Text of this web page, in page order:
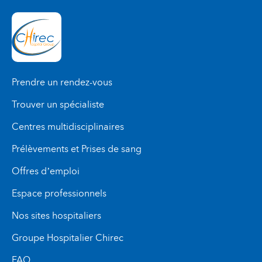
quartier opératoire).
Dans le cas d’une hospitalisation de jour
médicale
devrez attendre l’autorisation de l’équipe de soins
Prendre un rendez-vous
Trouver un spécialiste
Centres multidisciplinaires
Prélèvements et Prises de sang
Offres d’emploi
Espace professionnels
Nos sites hospitaliers
Groupe Hospitalier Chirec